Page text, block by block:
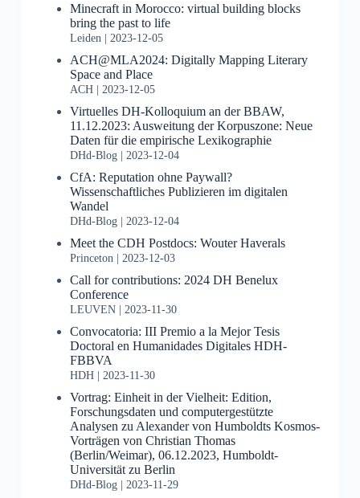
Minecraft in Morocco: virtual building blocks
bring the past to life
Leiden 2023-12-05
ACH@MLA2024: Digitally Mapping Literary
Space and Place
ACH 2023-12-05
Virtuelles DH-Kolloquium an der BBAW,
11.12.2023: Ausweitung der Korpuszone: Neue
Daten für die empirische Lexikographie
DHd-Blog 2023-12-04
CfA: Reputation ohne Paywall?
Wissenschaftliches Publizieren im digitalen
Wandel
DHd-Blog 2023-12-04
Meet the CDH Postdocs: Wouter Haverals
Princeton 2023-12-03
Call for contributions: 2024 DH Benelux
Conference
LEUVEN 2023-11-30
Convocatoria: III Premio a la Mejor Tesis
Doctoral en Humanidades Digitales HDH-
FBBVA
HDH 2023-11-30
Vortrag: Einheit in der Vielheit: Edition,
Forschungsdaten und computergestützte
Analysen zu Alexander von Humboldts Kosmos-
Vorträgen von Christian Thomas
(Berlin/Weimar), 06.12.2023, Humboldt-
Universität zu Berlin
DHd-Blog 2023-11-29